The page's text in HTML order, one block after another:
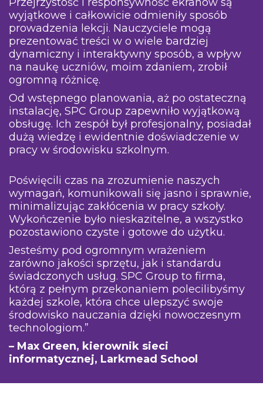
wyjątkowe i całkowicie odmieniły sposób
prowadzenia lekcji. Nauczyciele mogą
prezentować treści w o wiele bardziej
dynamiczny i interaktywny sposób, a wpływ
na naukę uczniów, moim zdaniem, zrobił
ogromną różnicę.
Od wstępnego planowania, aż po ostateczną
instalację, SPC Group zapewniło wyjątkową
obsługę. Ich zespół był profesjonalny, posiadał
dużą wiedzę i ewidentnie doświadczenie w
pracy w środowisku szkolnym.
Poświęcili czas na zrozumienie naszych
wymagań, komunikowali się jasno i sprawnie,
minimalizując zakłócenia w pracy szkoły.
Wykończenie było nieskazitelne, a wszystko
pozostawiono czyste i gotowe do użytku.
Jesteśmy pod ogromnym wrażeniem
zarówno jakości sprzętu, jak i standardu
świadczonych usług. SPC Group to firma,
którą z pełnym przekonaniem polecilibyśmy
każdej szkole, która chce ulepszyć swoje
środowisko nauczania dzięki nowoczesnym
technologiom.”
– Max Green, kierownik sieci
informatycznej, Larkmead School